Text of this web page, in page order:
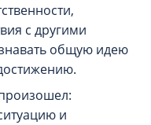
с другими
общую идею
и